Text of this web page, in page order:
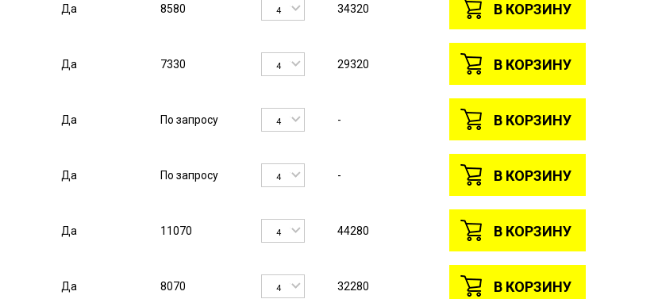
Да 8580 4 34320 В КОРЗИНУ
Да 7330 4 29320 В КОРЗИНУ
Да По запросу 4 - В КОРЗИНУ
Да По запросу 4 - В КОРЗИНУ
Да 11070 4 44280 В КОРЗИНУ
Да 8070 4 32280 В КОРЗИНУ